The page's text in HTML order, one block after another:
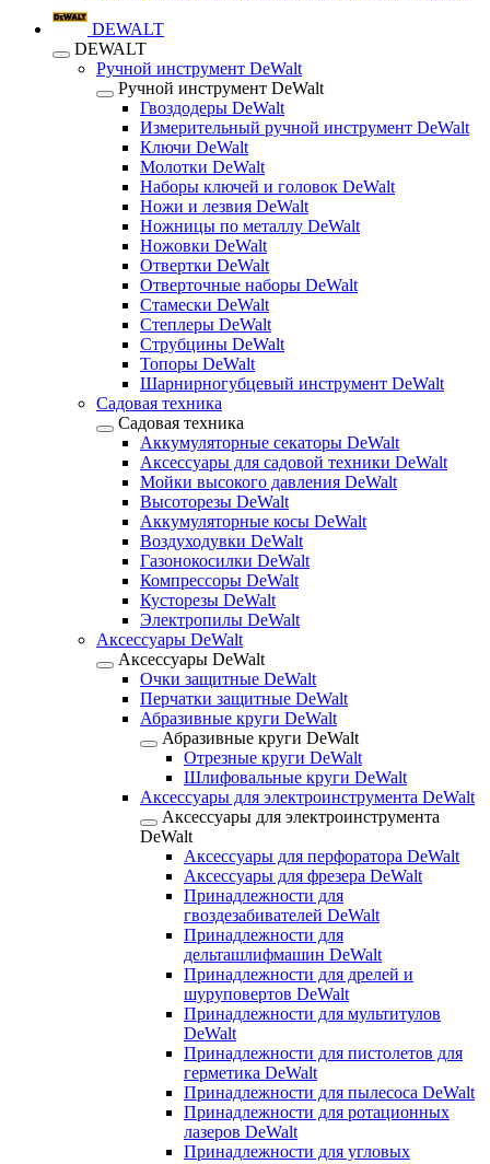
DEWALT
DEWALT
Ручной инструмент DeWalt
Ручной инструмент DeWalt
Гвоздодеры DeWalt
Измерительный ручной инструмент DeWalt
Ключи DeWalt
Молотки DeWalt
Наборы ключей и головок DeWalt
Ножи и лезвия DeWalt
Ножницы по металлу DeWalt
Ножовки DeWalt
Отвертки DeWalt
Отверточные наборы DeWalt
Стамески DeWalt
Степлеры DeWalt
Струбцины DeWalt
Топоры DeWalt
Шарнирногубцевый инструмент DeWalt
Садовая техника
Садовая техника
Аккумуляторные секаторы DeWalt
Аксессуары для садовой техники DeWalt
Мойки высокого давления DeWalt
Высоторезы DeWalt
Аккумуляторные косы DeWalt
Воздуходувки DeWalt
Газонокосилки DeWalt
Компрессоры DeWalt
Кусторезы DeWalt
Электропилы DeWalt
Аксессуары DeWalt
Аксессуары DeWalt
Очки защитные DeWalt
Перчатки защитные DeWalt
Абразивные круги DeWalt
Абразивные круги DeWalt
Отрезные круги DeWalt
Шлифовальные круги DeWalt
Аксессуары для электроинструмента DeWalt
Аксессуары для электроинструмента
DeWalt
Аксессуары для перфоратора DeWalt
Аксессуары для фрезера DeWalt
Принадлежности для
гвоздезабивателей DeWalt
Принадлежности для
дельташлифмашин DeWalt
Принадлежности для дрелей и
шуруповертов DeWalt
Принадлежности для мультитулов
DeWalt
Принадлежности для пистолетов для
герметика DeWalt
Принадлежности для пылесоса DeWalt
Принадлежности для ротационных
лазеров DeWalt
Принадлежности для угловых